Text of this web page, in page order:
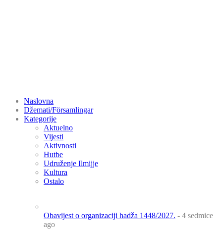
Naslovna
Džemati/Församlingar
Kategorije
Aktuelno
Vijesti
Aktivnosti
Hutbe
Udruženje Ilmijje
Kultura
Ostalo
Obavijest o organizaciji hadža 1448/2027. - 4 sedmice
ago